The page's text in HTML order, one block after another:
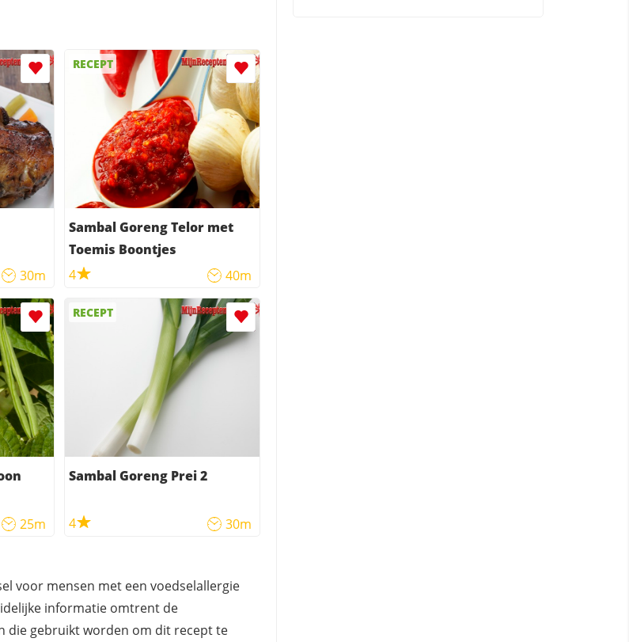
30m
RECEPT
Sambal Goreng Telor met
Toemis Boontjes
4
40m
25m
RECEPT
Sambal Goreng Prei 2
4
30m
voor mensen met een voedselallergie
informatie omtrent de
die gebruikt worden om dit recept te